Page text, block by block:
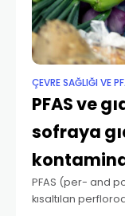
ÇEVRE SAĞLIĞI VE
PFAS ve
sofraya
PFAS (per- and
kısaltılan